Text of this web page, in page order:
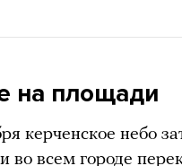
на площади
керченское небо
во всем городе